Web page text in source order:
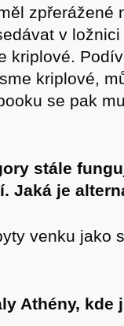
zpřerážené
v
kriplové.
kriplové,
se pak
stále
Jaká je
venku jako
Athény, kde